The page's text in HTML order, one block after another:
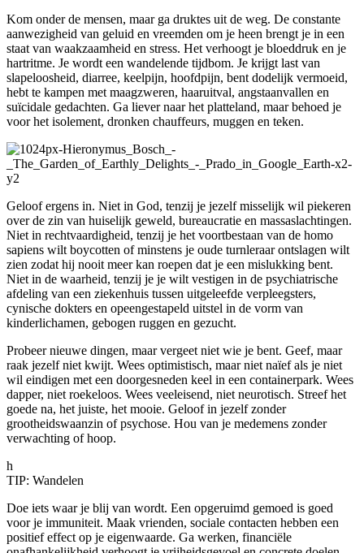
Kom onder de mensen, maar ga druktes uit de weg. De constante
aanwezigheid van geluid en vreemden om je heen brengt je in een
staat van waakzaamheid en stress. Het verhoogt je bloeddruk en je
hartritme. Je wordt een wandelende tijdbom. Je krijgt last van
slapeloosheid, diarree, keelpijn, hoofdpijn, bent dodelijk vermoeid,
hebt te kampen met maagzweren, haaruitval, angstaanvallen en
suïcidale gedachten. Ga liever naar het platteland, maar behoed je
voor het isolement, dronken chauffeurs, muggen en teken.
Geloof ergens in. Niet in God, tenzij je jezelf misselijk wil piekeren
over de zin van huiselijk geweld, bureaucratie en massaslachtingen.
Niet in rechtvaardigheid, tenzij je het voortbestaan van de homo
sapiens wilt boycotten of minstens je oude turnleraar ontslagen wilt
zien zodat hij nooit meer kan roepen dat je een mislukking bent.
Niet in de waarheid, tenzij je je wilt vestigen in de psychiatrische
afdeling van een ziekenhuis tussen uitgeleefde verpleegsters,
cynische dokters en opeengestapeld uitstel in de vorm van
kinderlichamen, gebogen ruggen en gezucht.
Probeer nieuwe dingen, maar vergeet niet wie je bent. Geef, maar
raak jezelf niet kwijt. Wees optimistisch, maar niet naïef als je niet
wil eindigen met een doorgesneden keel in een containerpark. Wees
dapper, niet roekeloos. Wees veeleisend, niet neurotisch. Streef het
goede na, het juiste, het mooie. Geloof in jezelf zonder
grootheidswaanzin of psychose. Hou van je medemens zonder
verwachting of hoop.
h
TIP: Wandelen
Doe iets waar je blij van wordt. Een opgeruimd gemoed is goed
voor je immuniteit. Maak vrienden, sociale contacten hebben een
positief effect op je eigenwaarde. Ga werken, financiële